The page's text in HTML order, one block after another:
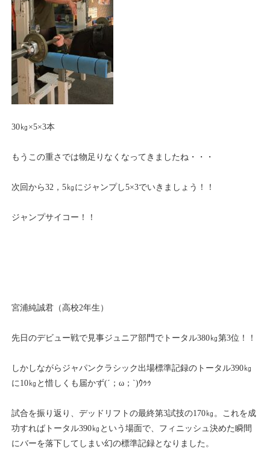
30㎏×5×3本
もうこの重さでは物足りなくなってきましたね・・・
次回から32，5㎏にジャンプし5×3でいきましょう！！
ジャンプサイコー！！
宮浦純誠君（高校2年生）
先日のデビュー戦で見事ジュニア部門でトータル380㎏第3位！！
しかしながらジャパンクラシック出場標準記録のトータル390㎏
に10㎏と惜しくも届かず(´；ω；`)ｳｩｩ
試合を振り返り、デッドリフトの最終第3試技の170㎏。これを成
功すればトータル390㎏という場面で、フィニッシュ決めた瞬間
にバーを落下してしまい幻の標準記録となりました。